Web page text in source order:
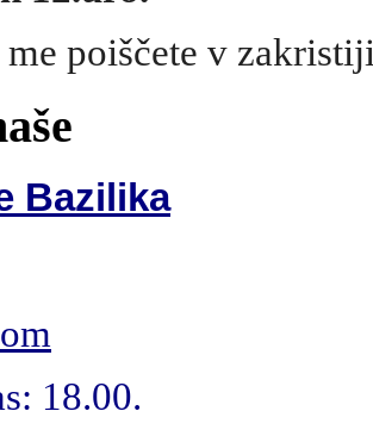
poiščete v
Bazilika
18.00.